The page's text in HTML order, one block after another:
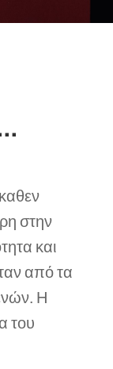
στην
και
από τα
Η
του